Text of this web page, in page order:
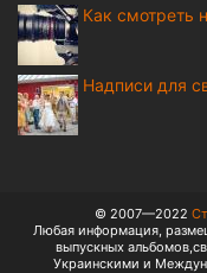
Как смотреть
Надписи для
© 2007—2022
Любая информация,
выпускных
Украинскими и